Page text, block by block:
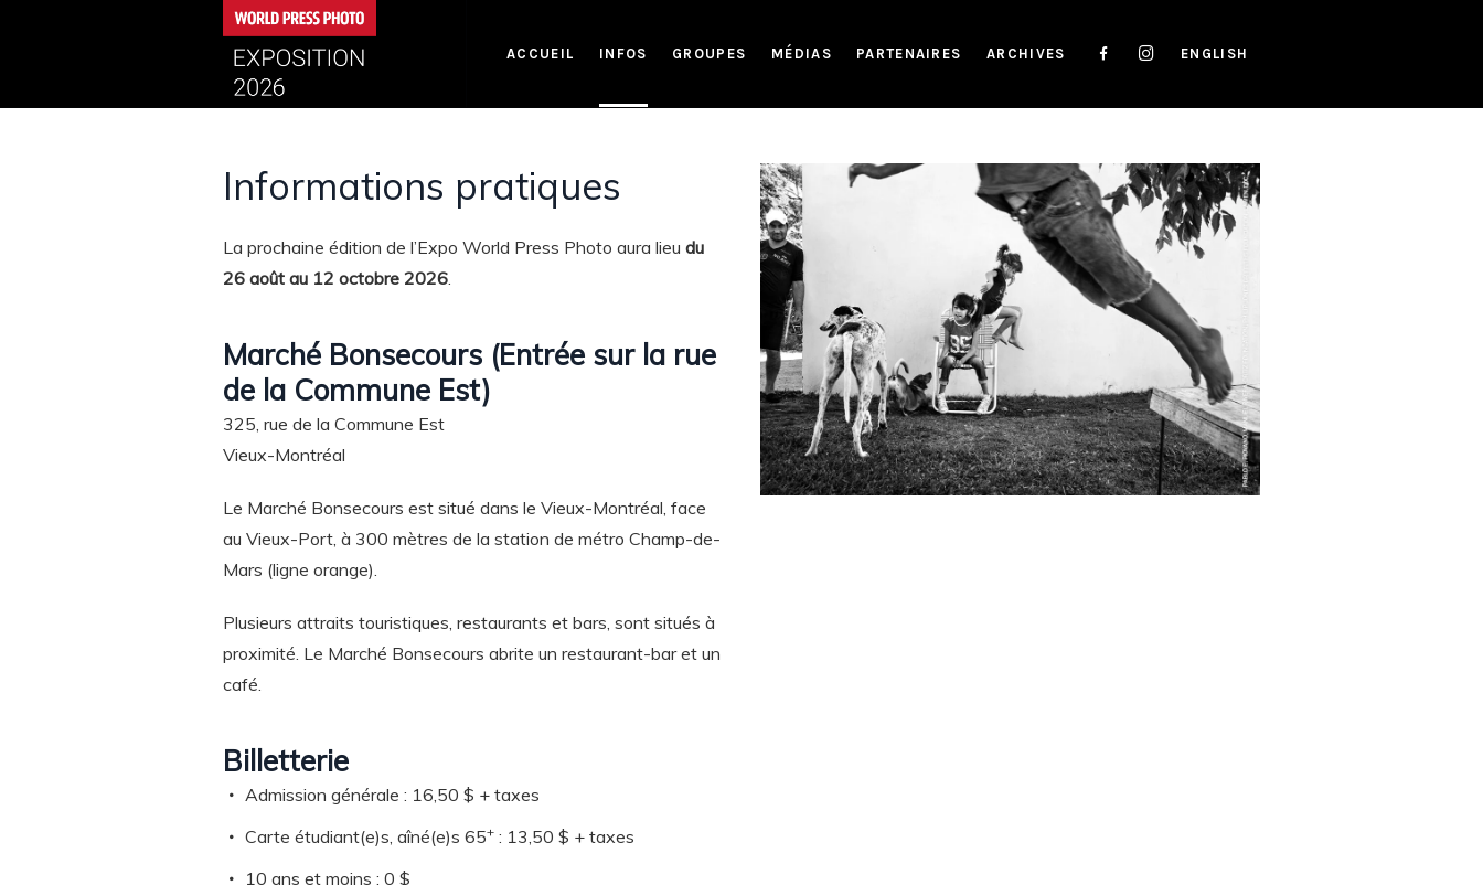
ACCUEIL INFOS GROUPES MÉDIAS PARTENAIRES ARCHIVES ENGLISH
Informations pratiques
La prochaine édition de l’Expo World Press Photo aura lieu du
26 août au 12 octobre 2026.
Marché Bonsecours (Entrée sur la rue
de la Commune Est)
325, rue de la Commune Est
Vieux-Montréal
Le Marché Bonsecours est situé dans le Vieux-Montréal, face
au Vieux-Port, à 300 mètres de la station de métro Champ-de-
Mars (ligne orange).
Plusieurs attraits touristiques, restaurants et bars, sont situés à
proximité. Le Marché Bonsecours abrite un restaurant-bar et un
café.
Billetterie
Admission générale : 16,50 $ + taxes
Carte étudiant(e)s, aîné(e)s 65+: 13,50 $ + taxes
10 ans et moins : 0 $